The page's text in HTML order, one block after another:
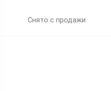
Снято с продажи